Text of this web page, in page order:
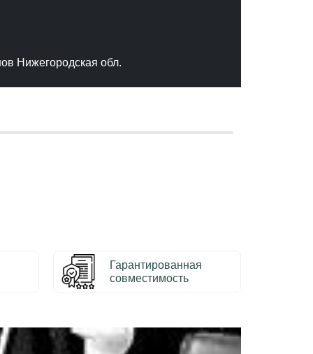
Нижегородская обл.
Гарантированная
совместимость